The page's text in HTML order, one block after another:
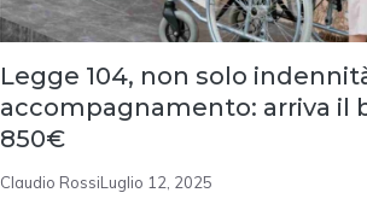
Legge 104, non solo
accompagnamento: arriva il
850€
Claudio RossiLuglio 12, 2025